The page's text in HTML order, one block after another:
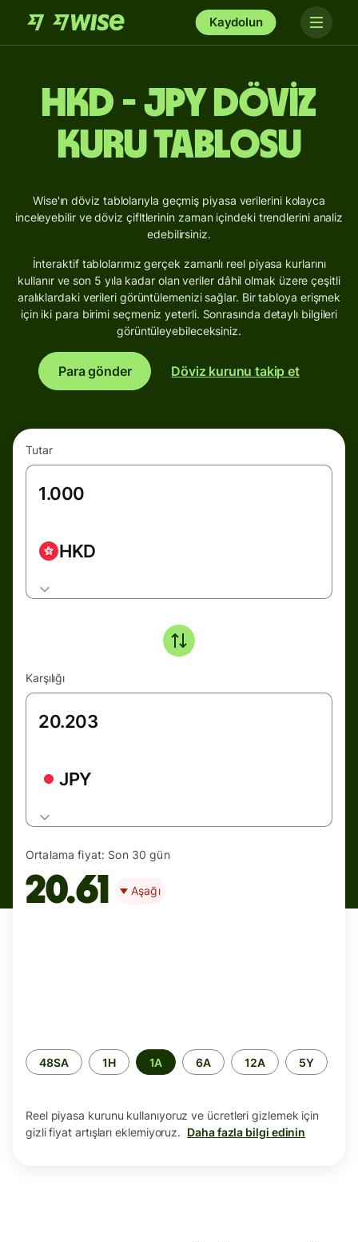
Kaydolun
HKD - JPY Döviz
Kuru Tablosu
Wise'ın döviz tablolarıyla geçmiş piyasa verilerini kolayca
inceleyebilir ve döviz çifltlerinin zaman içindeki trendlerini analiz
edebilirsiniz.
İnteraktif tablolarımız gerçek zamanlı reel piyasa kurlarını
kullanır ve son 5 yıla kadar olan veriler dâhil olmak üzere çeşitli
aralıklardaki verileri görüntülemenizi sağlar. Bir tabloya erişmek
için iki para birimi seçmeniz yeterli. Sonrasında detaylı bilgileri
görüntüleyebileceksiniz.
Para gönder Döviz kurunu takip et
Tutar
HKD
Karşılığı
JPY
Ortalama fiyat: Son 30 gün
20.61 Aşağı
Zaman
aralığı
48SA 1H 1A 6A 12A 5Y
Reel piyasa kurunu kullanıyoruz ve ücretleri gizlemek için
gizli fiyat artışları eklemiyoruz. Daha fazla bilgi edinin